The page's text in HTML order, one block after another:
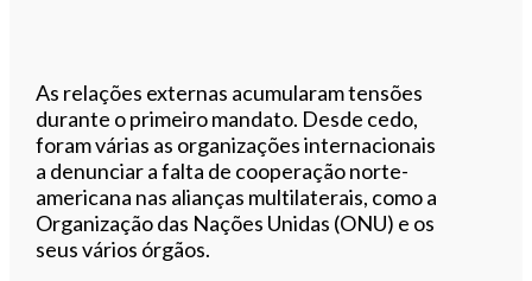
As relações externas acumularam tensões
durante o primeiro mandato. Desde cedo,
foram várias as organizações internacionais
a denunciar a falta de cooperação norte-
americana nas alianças multilaterais, como a
Organização das Nações Unidas (ONU) e os
seus vários órgãos.